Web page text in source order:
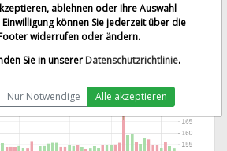
ablehnen oder Ihre Auswahl
können Sie jederzeit über die
widerrufen oder ändern.
Sie in unserer Datenschutzrichtlinie.
Nur Notwendige Alle akzeptieren